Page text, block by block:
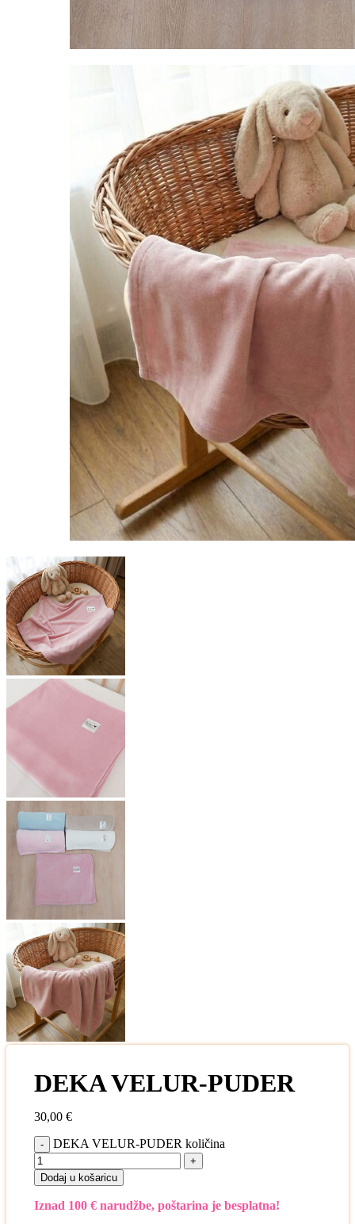
DEKA VELUR-PUDER
30,00 €
DEKA VELUR-PUDER količina
Dodaj u košaricu
Iznad 100 € narudžbe, poštarina je besplatna!